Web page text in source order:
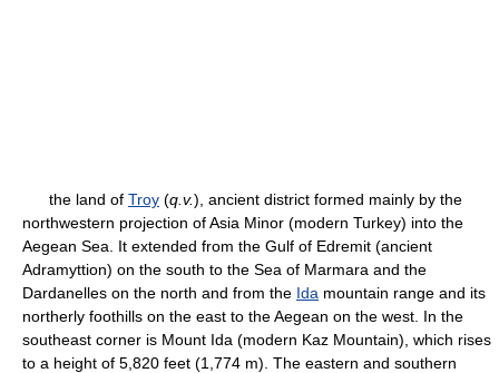
the land of Troy (q.v.), ancient district formed mainly by the
northwestern projection of Asia Minor (modern Turkey) into the
Aegean Sea. It extended from the Gulf of Edremit (ancient
Adramyttion) on the south to the Sea of Marmara and the
Dardanelles on the north and from the Ida mountain range and its
northerly foothills on the east to the Aegean on the west. In the
southeast corner is Mount Ida (modern Kaz Mountain), which rises
to a height of 5,820 feet (1,774 m). The eastern and southern